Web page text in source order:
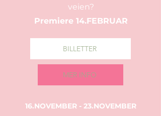
veien?
Premiere 14.FEBRUAR
BILLETTER
MER INFO
16.NOVEMBER - 23.NOVEMBER